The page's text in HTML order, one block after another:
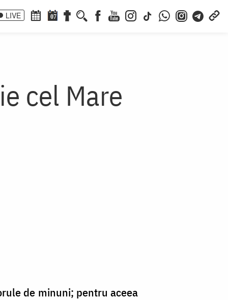
LIVE 07
cel Mare
de minuni; pentru aceea